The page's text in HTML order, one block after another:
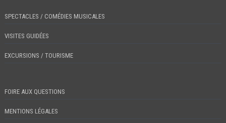
SPECTACLES / COMÉDIES MUSICALES
VISITES GUIDÉES
EXCURSIONS / TOURISME
FOIRE AUX QUESTIONS
MENTIONS LÉGALES